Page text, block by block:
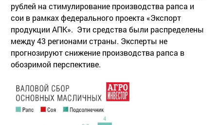
рублей на стимулирование производства рапса и
сои в рамках федерального проекта «Экспорт
продукции АПК». Эти средства были распределены
между 43 регионами страны. Эксперты не
прогнозируют снижение производства рапса в
обозримой перспективе.